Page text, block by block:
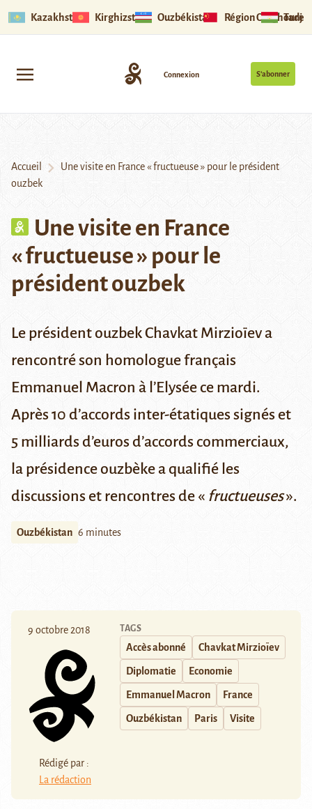
Kazakhstan Kirghizstan Ouzbékistan Région Ouïghoure
S’abonner
Connexion
Accueil
Une visite en France « fructueuse » pour le président
ouzbek
Une visite en France
« fructueuse » pour le
président ouzbek
Le président ouzbek Chavkat Mirzioïev a
rencontré son homologue français
Emmanuel Macron à l’Elysée ce mardi.
Après 10 d’accords inter-étatiques signés et
5 milliards d’euros d’accords commerciaux,
la présidence ouzbèke a qualifié les
discussions et rencontres de « fructueuses».
Ouzbékistan 6 minutes
9 octobre 2018
Rédigé par :
La rédaction
TAGS
Accès abonné Chavkat Mirzioïev
Diplomatie Economie
Emmanuel Macron France
Ouzbékistan Paris Visite